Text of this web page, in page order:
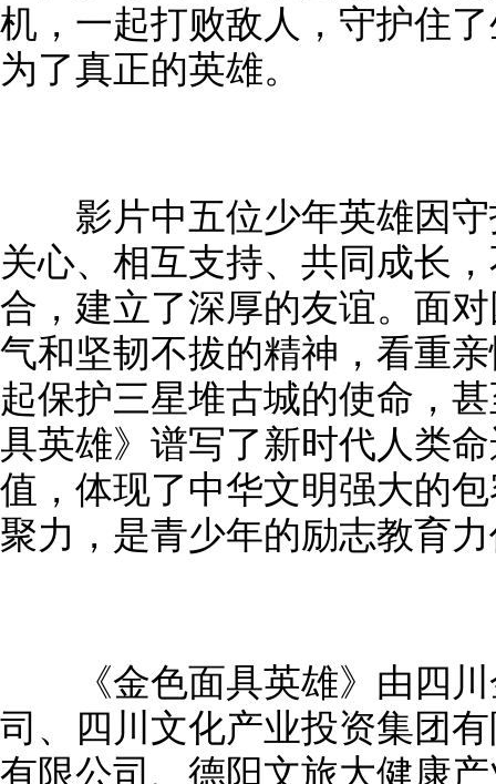
机，一起打败敌人，守护住
为了真正的英雄。
影片中五位少年英雄因守
关心、相互支持、共同成长
合，建立了深厚的友谊。面
气和坚韧不拔的精神，看重
起保护三星堆古城的使命，
具英雄》谱写了新时代人类
值，体现了中华文明强大的
聚力，是青少年的励志教育
《金色面具英雄》由四川
司、四川文化产业投资集团
有限公司、德阳文旅大健康